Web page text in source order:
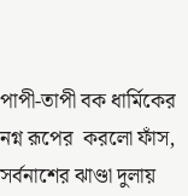
পাপী-তাপী বক ধার্মিকের
নগ্ন রূপের করলো ফাঁস,
সর্বনাশের ঝাণ্ডা দুলায়